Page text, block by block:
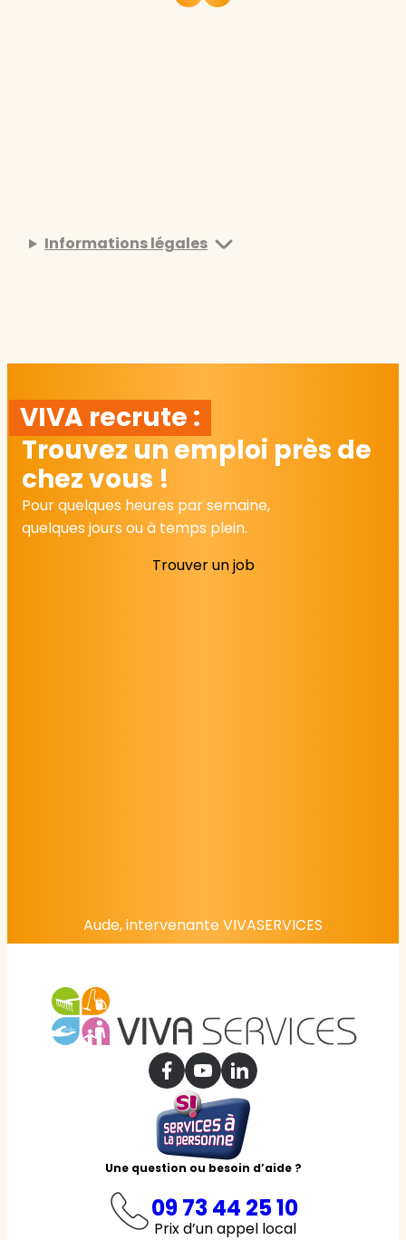
Informations légales
VIVA recrute :
Trouvez un emploi près de
chez vous !
Pour quelques heures par semaine,
quelques jours ou à temps plein.
Trouver un job
Aude, intervenante VIVASERVICES
Une question ou besoin d’aide ?
09 73 44 25 10
Prix d’un appel local